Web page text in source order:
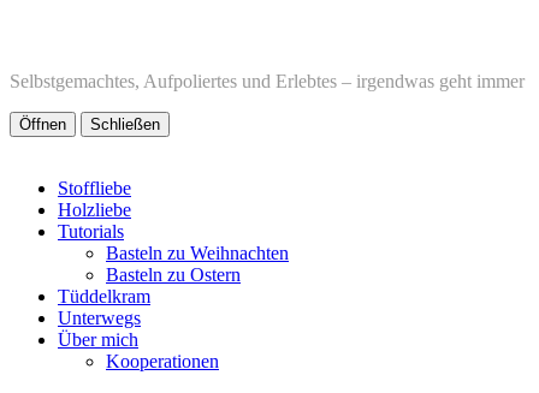
Selbstgemachtes, Aufpoliertes und Erlebtes – irgendwas geht immer
Öffnen Schließen
Stoffliebe
Holzliebe
Tutorials
Basteln zu Weihnachten
Basteln zu Ostern
Tüddelkram
Unterwegs
Über mich
Kooperationen